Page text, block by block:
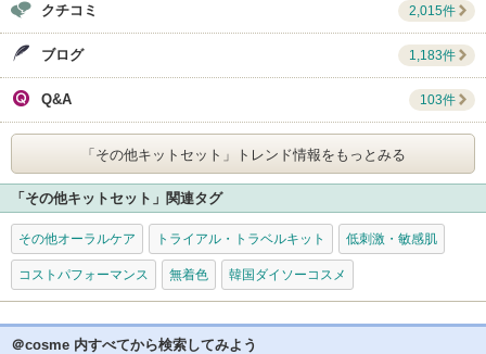
クチコミ 2,015件
ブログ 1,183件
Q&A 103件
「その他キットセット」 トレンド情報をもっとみる
「その他キットセット」関連タグ
その他オーラルケア トライアル・トラベルキット 低刺激・敏感肌
コストパフォーマンス 無着色 韓国ダイソーコスメ
＠cosme 内すべてから検索してみよう